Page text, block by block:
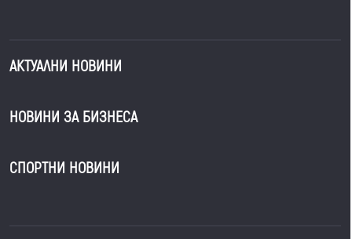
АКТУАЛНИ НОВИНИ
НОВИНИ ЗА БИЗНЕСА
СПОРТНИ НОВИНИ